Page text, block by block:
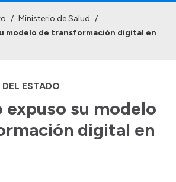
/ Ministerio de Salud /
modelo de transformación digital en
ESTADO
expuso su modelo
digital en